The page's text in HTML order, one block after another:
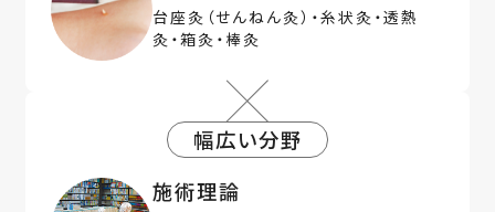
台座灸（せんねん灸）・糸状灸・透熱
灸・箱灸・棒灸
幅広い分野
施術理論